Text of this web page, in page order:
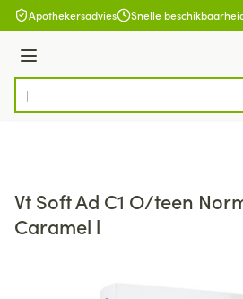
Ga naar de inhoud
Apothekersadvies Snelle
Menu
Product, merk, categorie...
Vt Soft Ad C1 O/teen
Caramel l